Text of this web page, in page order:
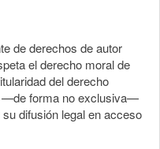
de derechos de autor
el derecho moral de
del derecho
—de forma no exclusiva—
difusión legal en acceso